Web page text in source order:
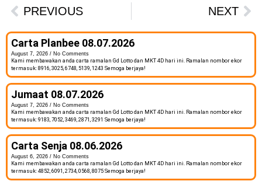
PREVIOUS NEXT
Carta Planbee 08.07.2026
August 7, 2026
No Comments
Kami membawakan anda carta ramalan Gd Lotto dan MKT 4D hari ini. Ramalan nombor ekor
termasuk: 8916, 3025, 6748, 5139, 1243 Semoga berjaya!
Jumaat 08.07.2026
August 7, 2026
No Comments
Kami membawakan anda carta ramalan Gd Lotto dan MKT 4D hari ini. Ramalan nombor ekor
termasuk: 9183, 7052, 3469, 2871, 3291 Semoga berjaya!
Carta Senja 08.06.2026
August 6, 2026
No Comments
Kami membawakan anda carta ramalan Gd Lotto dan MKT 4D hari ini. Ramalan nombor ekor
termasuk: 4852, 6091, 2734, 0568, 8075 Semoga berjaya!